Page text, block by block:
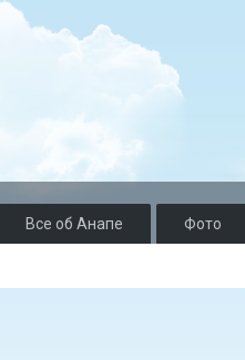
Все об Анапе Фото